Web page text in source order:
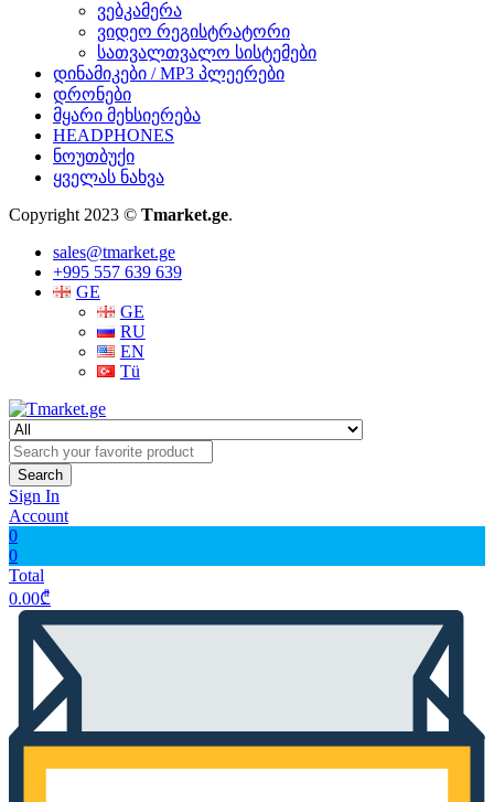
ვებკამერა
ვიდეო რეგისტრატორი
სათვალთვალო სისტემები
დინამიკები / MP3 პლეერები
დრონები
მყარი მეხსიერება
HEADPHONES
ნოუთბუქი
ყველას ნახვა
Copyright 2023 © Tmarket.ge.
sales@tmarket.ge
+995 557 639 639
GE
GE
RU
EN
Tü
Search
Sign In
Account
0
0
Total
0.00₾